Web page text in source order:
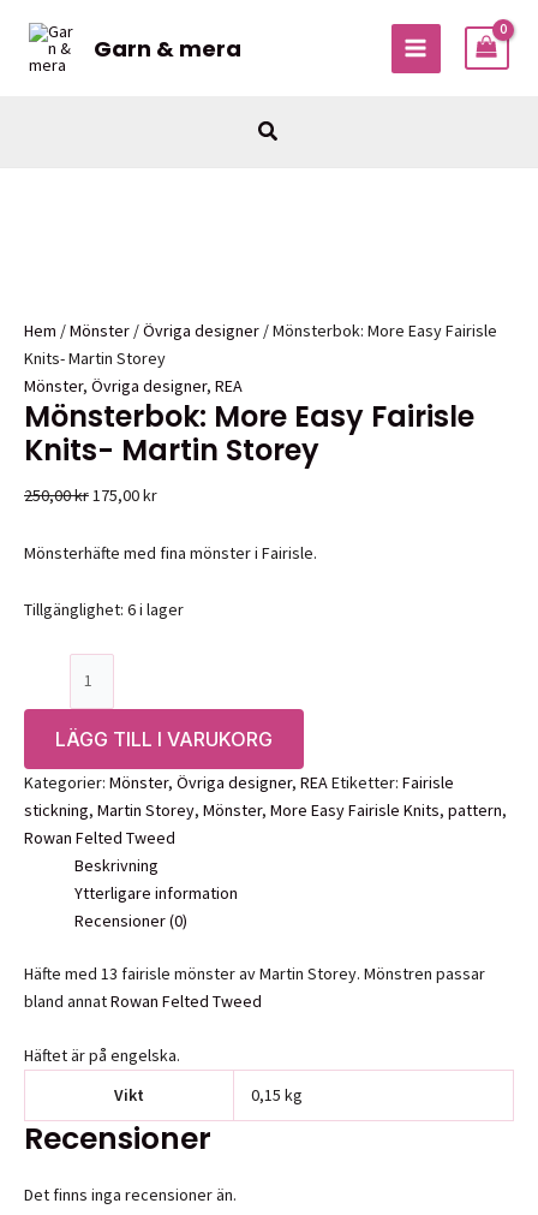
innehåll
Garn & mera
MAIN
Sök
Sale!
Hem /Mönster /Övriga designer / Mönsterbok: More Easy Fairisle
Knits- Martin Storey
Mönster, Övriga designer, REA
Mönsterbok: More Easy Fairisle
Knits- Martin Storey
250,00kr Det
priset
250,00 kr.
175,00krDet
priset
175,00 kr.
Mönsterhäfte med fina mönster i Fairisle.
Tillgänglighet: 6 i lager
Fairisle
Knits-
Martin
Storey
LÄGG TILL I VARUKORG
Kategorier: Mönster, Övriga designer, REAEtiketter: Fairisle
stickning, Martin Storey, Mönster, More Easy Fairisle Knits, pattern,
Rowan Felted Tweed
Beskrivning
Ytterligare information
Recensioner (0)
Häfte med 13 fairisle mönster av Martin Storey. Mönstren passar
bland annatRowan Felted Tweed
Häftet är på engelska.
Vikt
0,15 kg
Recensioner
Det finns inga recensioner än.